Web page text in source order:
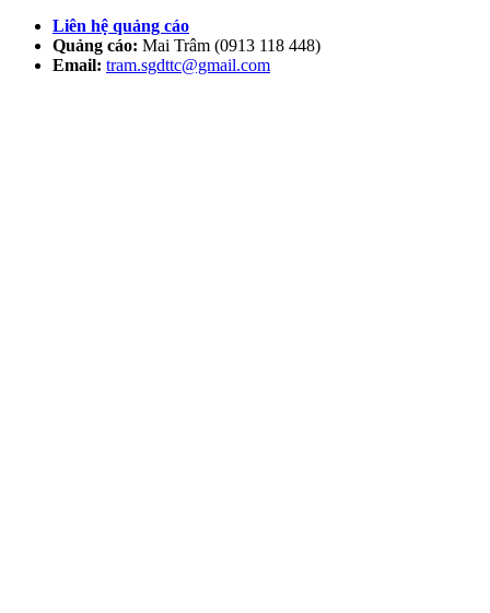
Liên hệ quảng cáo
Quảng cáo: Mai Trâm (0913 118 448)
Email: tram.sgdttc@gmail.com